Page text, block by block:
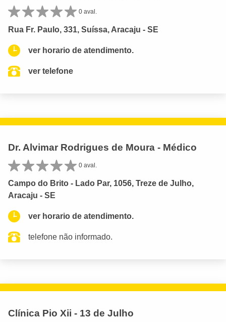
0 aval.
Rua Fr. Paulo, 331, Suíssa, Aracaju - SE
ver horario de atendimento.
ver telefone
Dr. Alvimar Rodrigues de Moura - Médico
0 aval.
Campo do Brito - Lado Par, 1056, Treze de Julho,
Aracaju - SE
ver horario de atendimento.
telefone não informado.
Clínica Pio Xii - 13 de Julho